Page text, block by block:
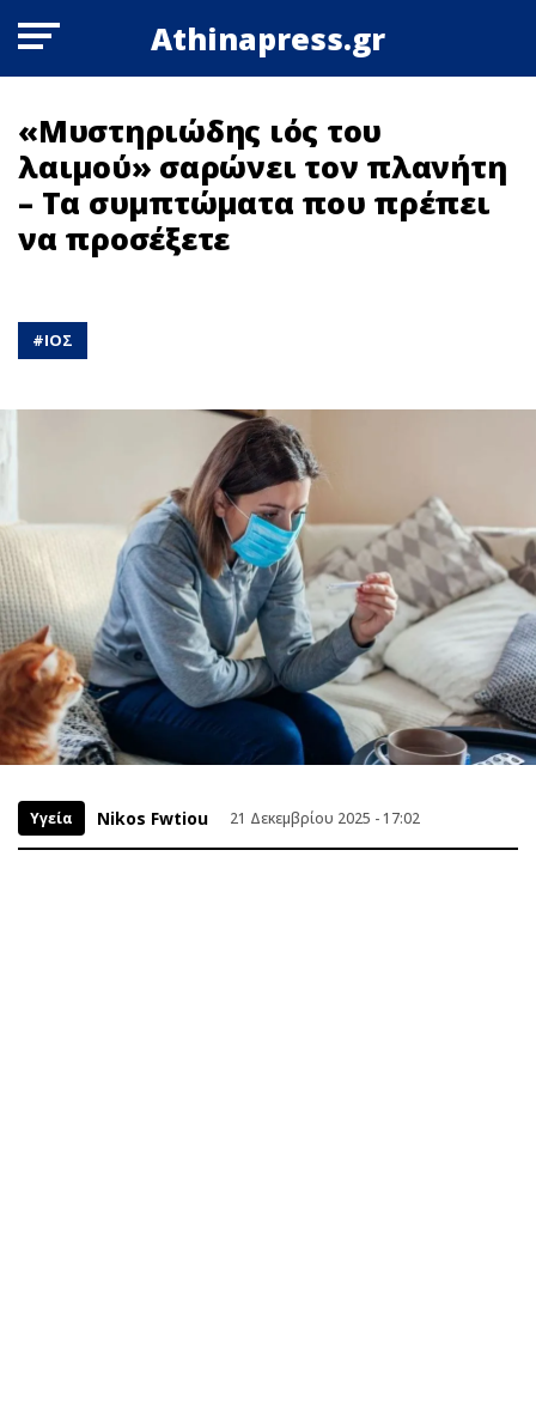
Athinapress.gr
«Μυστηριώδης ιός του
λαιμού» σαρώνει τον πλανήτη
– Τα συμπτώματα που πρέπει
να προσέξετε
#ΙΟΣ
Υγεία Nikos Fwtiou 21 Δεκεμβρίου 2025 - 17:02